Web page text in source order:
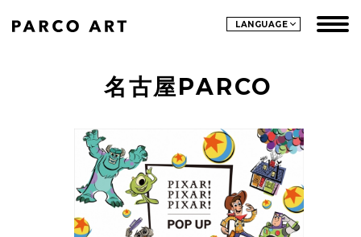
LANGUAGE
名古屋PARCO